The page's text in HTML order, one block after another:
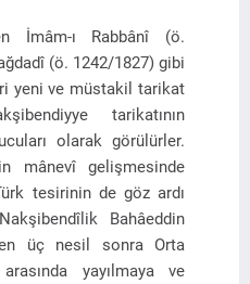
İmâm-ı Rabbânî (ö.
(ö. 1242/1827) gibi
yeni ve müstakil tarikat
tarikatının
olarak görülürler.
mânevî gelişmesinde
tesirinin de göz ardı
Bahâeddin
üç nesil sonra Orta
yayılmaya ve